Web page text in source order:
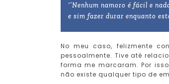
‘’Nenhum namoro é fácil e
e sim fazer durar enquanto
No meu caso, felizmente
pessoalmente. Tive até
forma me marcaram. Por
não existe qualquer tipo de